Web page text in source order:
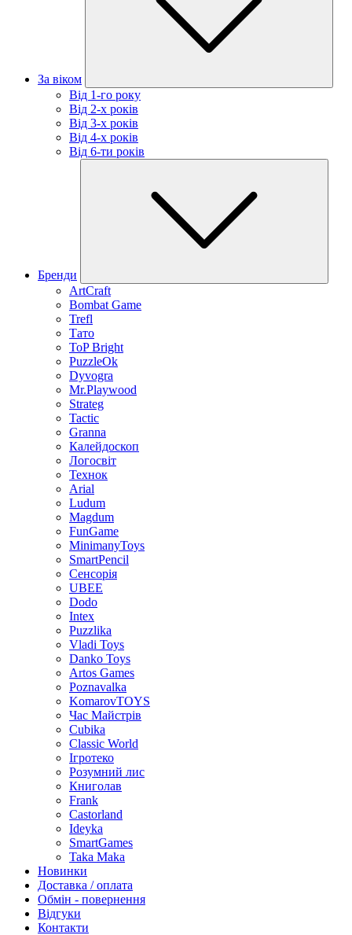
За віком
Від 1-го року
Від 2-х років
Від 3-х років
Від 4-х років
Від 6-ти років
Бренди
ArtCraft
Bombat Game
Trefl
Тато
ToP Bright
PuzzleOk
Dyvogra
Mr.Playwood
Strateg
Tactic
Granna
Калейдоскоп
Логосвіт
Технок
Arial
Ludum
Magdum
FunGame
MinimanyToys
SmartPencil
Сенсорія
UBEE
Dodo
Intex
Puzzlika
Vladi Toys
Danko Toys
Artos Games
Poznavalka
KomarovTOYS
Час Майстрів
Cubika
Classic World
Ігротеко
Розумний лис
Книголав
Frank
Castorland
Ideyka
SmartGames
Taka Maka
Новинки
Доставка / оплата
Обмін - повернення
Відгуки
Контакти